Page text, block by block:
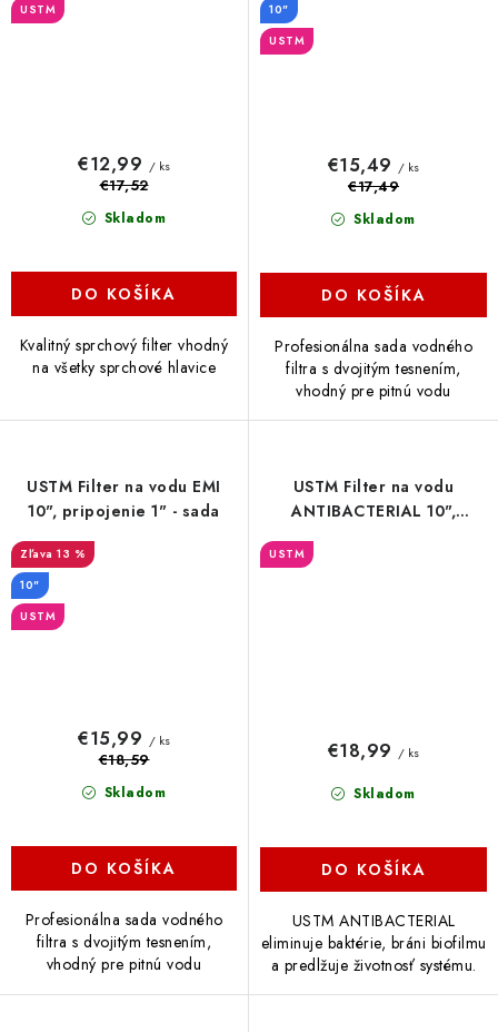
USTM
Skladom
€12,99 / ks
€17,52
DO KOŠÍKA
Kvalitný sprchový filter vhodný
na všetky sprchové hlavice
10"
USTM
Skladom
€15,49 / ks
€17,49
DO KOŠÍKA
Profesionálna sada vodného
filtra s dvojitým tesnením,
vhodný pre pitnú vodu
USTM Filter na vodu EMI
10", pripojenie 1" - sada
13 %
10"
USTM
Skladom
€15,99 / ks
€18,59
DO KOŠÍKA
Profesionálna sada vodného
filtra s dvojitým tesnením,
vhodný pre pitnú vodu
USTM Filter na vodu
ANTIBACTERIAL 10",
USTM
Skladom
€18,99 / ks
DO KOŠÍKA
USTM ANTIBACTERIAL
eliminuje baktérie, bráni biofilmu
a predlžuje životnosť systému.